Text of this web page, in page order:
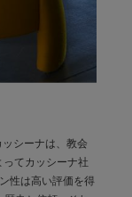
シーナは、教会
てカッシーナ社
性は高い評価を得